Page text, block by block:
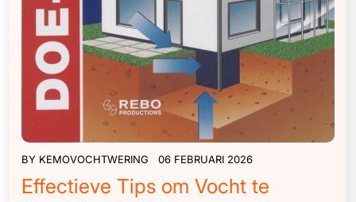
BY KEMOVOCHTWERING 06 FEBRUARI 2026
Effectieve Tips om Vocht te